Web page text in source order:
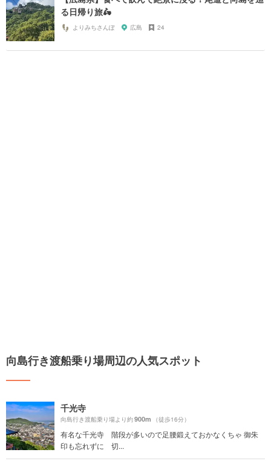
る日帰り旅🛵
よりみちさんぽ 広島 24
向島行き渡船乗り場周辺の人気スポット
千光寺
向島行き渡船乗り場より約900m （徒歩16分）
有名な千光寺 階段が多いので足腰鍛えておかなくちゃ 御朱
印も忘れずに 切...